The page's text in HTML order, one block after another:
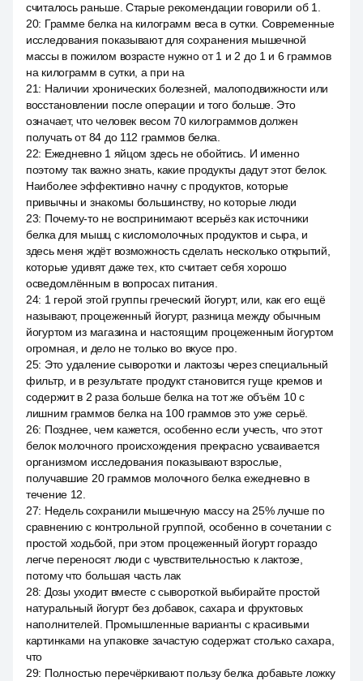
считалось раньше. Старые рекомендации говорили об 1.
20: Грамме белка на килограмм веса в сутки. Современные
исследования показывают для сохранения мышечной
массы в пожилом возрасте нужно от 1 и 2 до 1 и 6 граммов
на килограмм в сутки, а при на
21: Наличии хронических болезней, малоподвижности или
восстановлении после операции и того больше. Это
означает, что человек весом 70 килограммов должен
получать от 84 до 112 граммов белка.
22: Ежедневно 1 яйцом здесь не обойтись. И именно
поэтому так важно знать, какие продукты дадут этот белок.
Наиболее эффективно начну с продуктов, которые
привычны и знакомы большинству, но которые люди
23: Почему-то не воспринимают всерьёз как источники
белка для мышц с кисломолочных продуктов и сыра, и
здесь меня ждёт возможность сделать несколько открытий,
которые удивят даже тех, кто считает себя хорошо
осведомлённым в вопросах питания.
24: 1 герой этой группы греческий йогурт, или, как его ещё
называют, процеженный йогурт, разница между обычным
йогуртом из магазина и настоящим процеженным йогуртом
огромная, и дело не только во вкусе про.
25: Это удаление сыворотки и лактозы через специальный
фильтр, и в результате продукт становится гуще кремов и
содержит в 2 раза больше белка на тот же объём 10 с
лишним граммов белка на 100 граммов это уже серьё.
26: Позднее, чем кажется, особенно если учесть, что этот
белок молочного происхождения прекрасно усваивается
организмом исследования показывают взрослые,
получавшие 20 граммов молочного белка ежедневно в
течение 12.
27: Недель сохранили мышечную массу на 25% лучше по
сравнению с контрольной группой, особенно в сочетании с
простой ходьбой, при этом процеженный йогурт гораздо
легче переносят люди с чувствительностью к лактозе,
потому что большая часть лак
28: Дозы уходит вместе с сывороткой выбирайте простой
натуральный йогурт без добавок, сахара и фруктовых
наполнителей. Промышленные варианты с красивыми
картинками на упаковке зачастую содержат столько сахара,
что
29: Полностью перечёркивают пользу белка добавьте ложку